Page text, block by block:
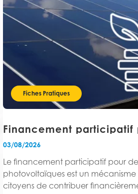
Fiches Pratiques
03/08/2026
Le financement participatif pour
photovoltaïques est un
citoyens de contribuer